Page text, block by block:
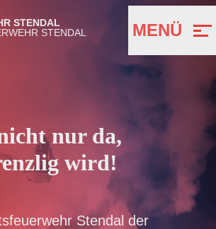
STENDAL
STENDAL
MENÜ
nur da,
wird!
Stendal der